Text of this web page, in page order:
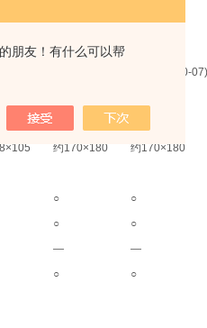
朋友！有什么可以帮
UX2200H
03)
(321-62350-07)
约170×180 约170×180
○
○
○
○
—
—
○ ○